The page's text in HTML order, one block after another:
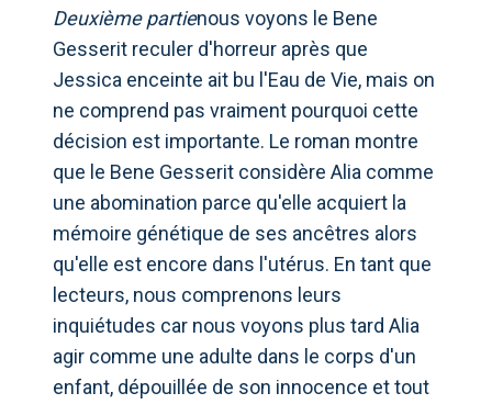
Deuxième partienous voyons le Bene
Gesserit reculer d'horreur après que
Jessica enceinte ait bu l'Eau de Vie, mais on
ne comprend pas vraiment pourquoi cette
décision est importante. Le roman montre
que le Bene Gesserit considère Alia comme
une abomination parce qu'elle acquiert la
mémoire génétique de ses ancêtres alors
qu'elle est encore dans l'utérus. En tant que
lecteurs, nous comprenons leurs
inquiétudes car nous voyons plus tard Alia
agir comme une adulte dans le corps d'un
enfant, dépouillée de son innocence et tout